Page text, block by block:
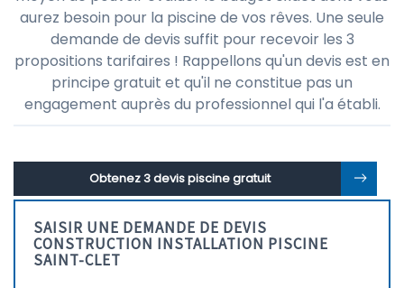
aurez besoin pour la piscine de vos rêves. Une seule
demande de devis suffit pour recevoir les 3
propositions tarifaires ! Rappellons qu'un devis est en
principe gratuit et qu'il ne constitue pas un
engagement auprès du professionnel qui l'a établi.
Obtenez 3 devis piscine gratuit
SAISIR UNE DEMANDE DE DEVIS
CONSTRUCTION INSTALLATION PISCINE
SAINT-CLET